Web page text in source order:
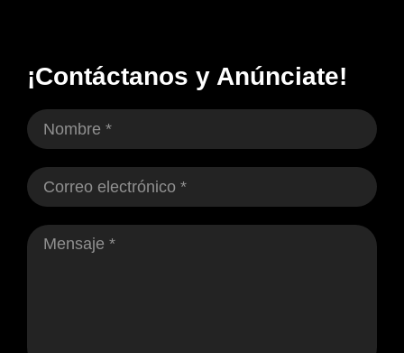
¡Contáctanos y Anúnciate!